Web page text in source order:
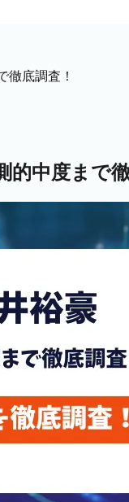
徹底調査！
中度まで